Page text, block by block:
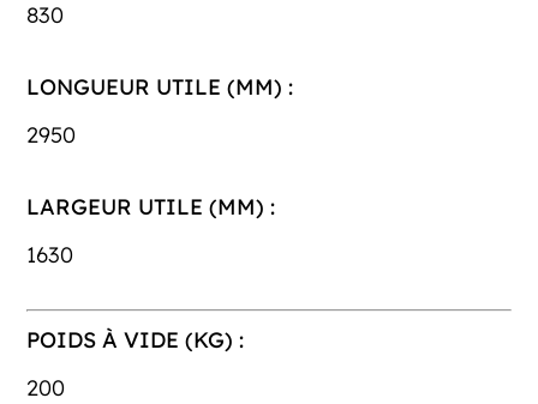
830
LONGUEUR UTILE (MM) :
2950
LARGEUR UTILE (MM) :
1630
POIDS À VIDE (KG) :
200